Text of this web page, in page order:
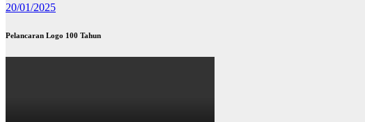
20/01/2025
Pelancaran Logo 100 Tahun